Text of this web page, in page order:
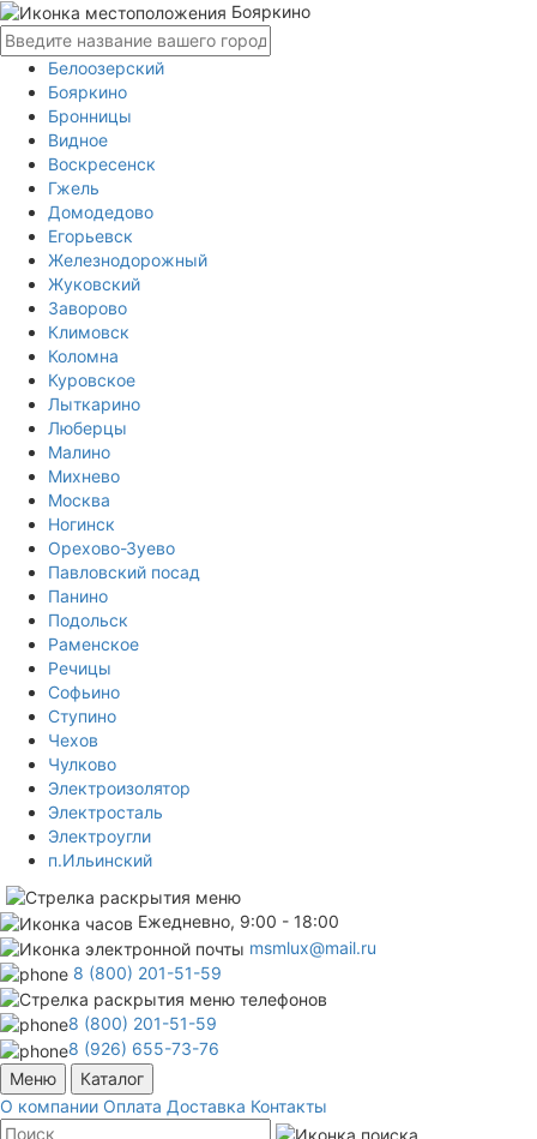
Бояркино
Белоозерский
Бояркино
Бронницы
Видное
Воскресенск
Гжель
Домодедово
Егорьевск
Железнодорожный
Жуковский
Заворово
Климовск
Коломна
Куровское
Лыткарино
Люберцы
Малино
Михнево
Москва
Ногинск
Орехово-Зуево
Павловский посад
Панино
Подольск
Раменское
Речицы
Софьино
Ступино
Чехов
Чулково
Электроизолятор
Электросталь
Электроугли
п.Ильинский
Ежедневно, 9:00 - 18:00
msmlux@mail.ru
8 (800) 201-51-59
8 (800) 201-51-59
8 (926) 655-73-76
Меню
Каталог
О компании Оплата Доставка Контакты